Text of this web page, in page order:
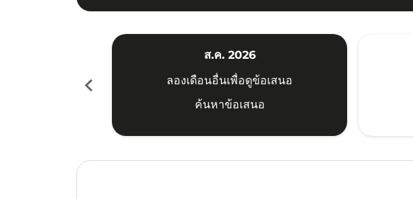
chevron_left
ส.ค. 2026
ลองเดือนอื่นเพื่อดูข้อเสนอ
ค้นหาข้อเสนอ